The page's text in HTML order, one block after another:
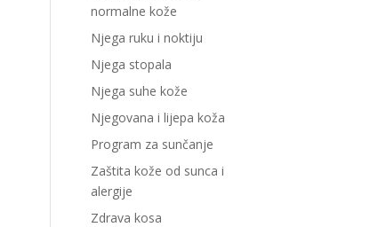
normalne kože
Njega ruku i noktiju
Njega stopala
Njega suhe kože
Njegovana i lijepa koža
Program za sunčanje
Zaštita kože od sunca i
alergije
Zdrava kosa